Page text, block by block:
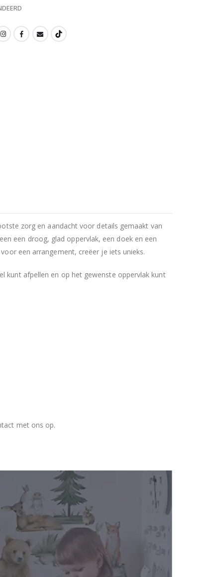
zorg en aandacht voor details gemaakt van
een droog, glad oppervlak, een doek en een
een arrangement, creëer je iets unieks.
kunt afpellen en op het gewenste oppervlak kunt
met ons op.